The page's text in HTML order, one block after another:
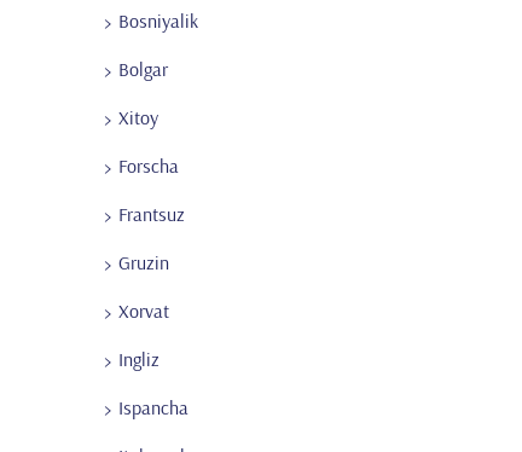
Bosniyalik
Bolgar
Xitoy
Forscha
Frantsuz
Gruzin
Xorvat
Ingliz
Ispancha